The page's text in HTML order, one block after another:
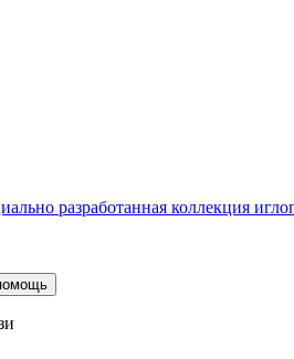
разработанная коллекция